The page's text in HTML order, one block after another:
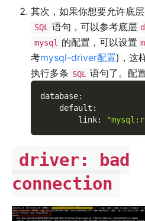
其次，如果你想要允许底层
SQL 语句，可以参考底层
mysql 的配置，可以设置
考mysql-driver配置)，这
执行多条 SQL 语句了。配
database:
default :
link:
driver: bad
connection